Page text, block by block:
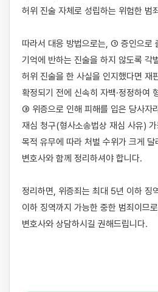
허위 진술 자체로 성립하는 위험한 범
따라서 대응 방법으로는, ① 증인으로
기억에 반하는 진술을 하지 않도록 각
허위 진술을 한 사실을 인지했다면 재
확정되기 전에 신속히 자백·정정하여
③ 위증으로 인해 피해를 입은 당사자
재심 청구(형사소송법상 재심 사유)
목적 유무에 따라 처벌 수위가 크게
변호사와 함께 정리하셔야 합니다.
정리하면, 위증죄는 최대 5년 이하 징
이하 징역까지 가능한 중한 범죄이므
변호사와 상담하시길 권해드립니다.